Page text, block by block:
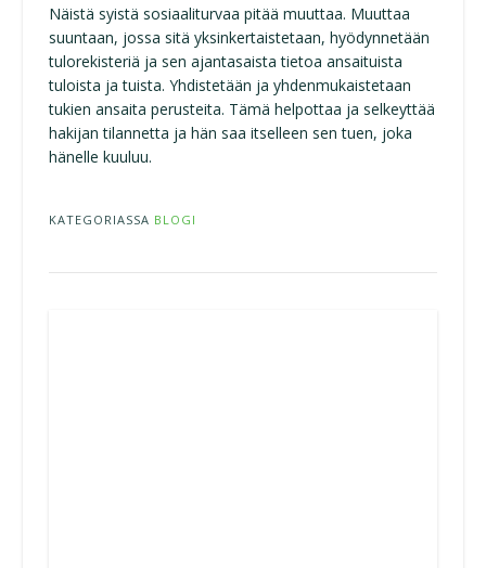
Näistä syistä sosiaaliturvaa pitää muuttaa. Muuttaa
suuntaan, jossa sitä yksinkertaistetaan, hyödynnetään
tulorekisteriä ja sen ajantasaista tietoa ansaituista
tuloista ja tuista. Yhdistetään ja yhdenmukaistetaan
tukien ansaita perusteita. Tämä helpottaa ja selkeyttää
hakijan tilannetta ja hän saa itselleen sen tuen, joka
hänelle kuuluu.
KATEGORIASSA BLOGI